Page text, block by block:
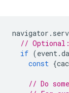
navigator .
// Optional:
if (event.
const {
// Do